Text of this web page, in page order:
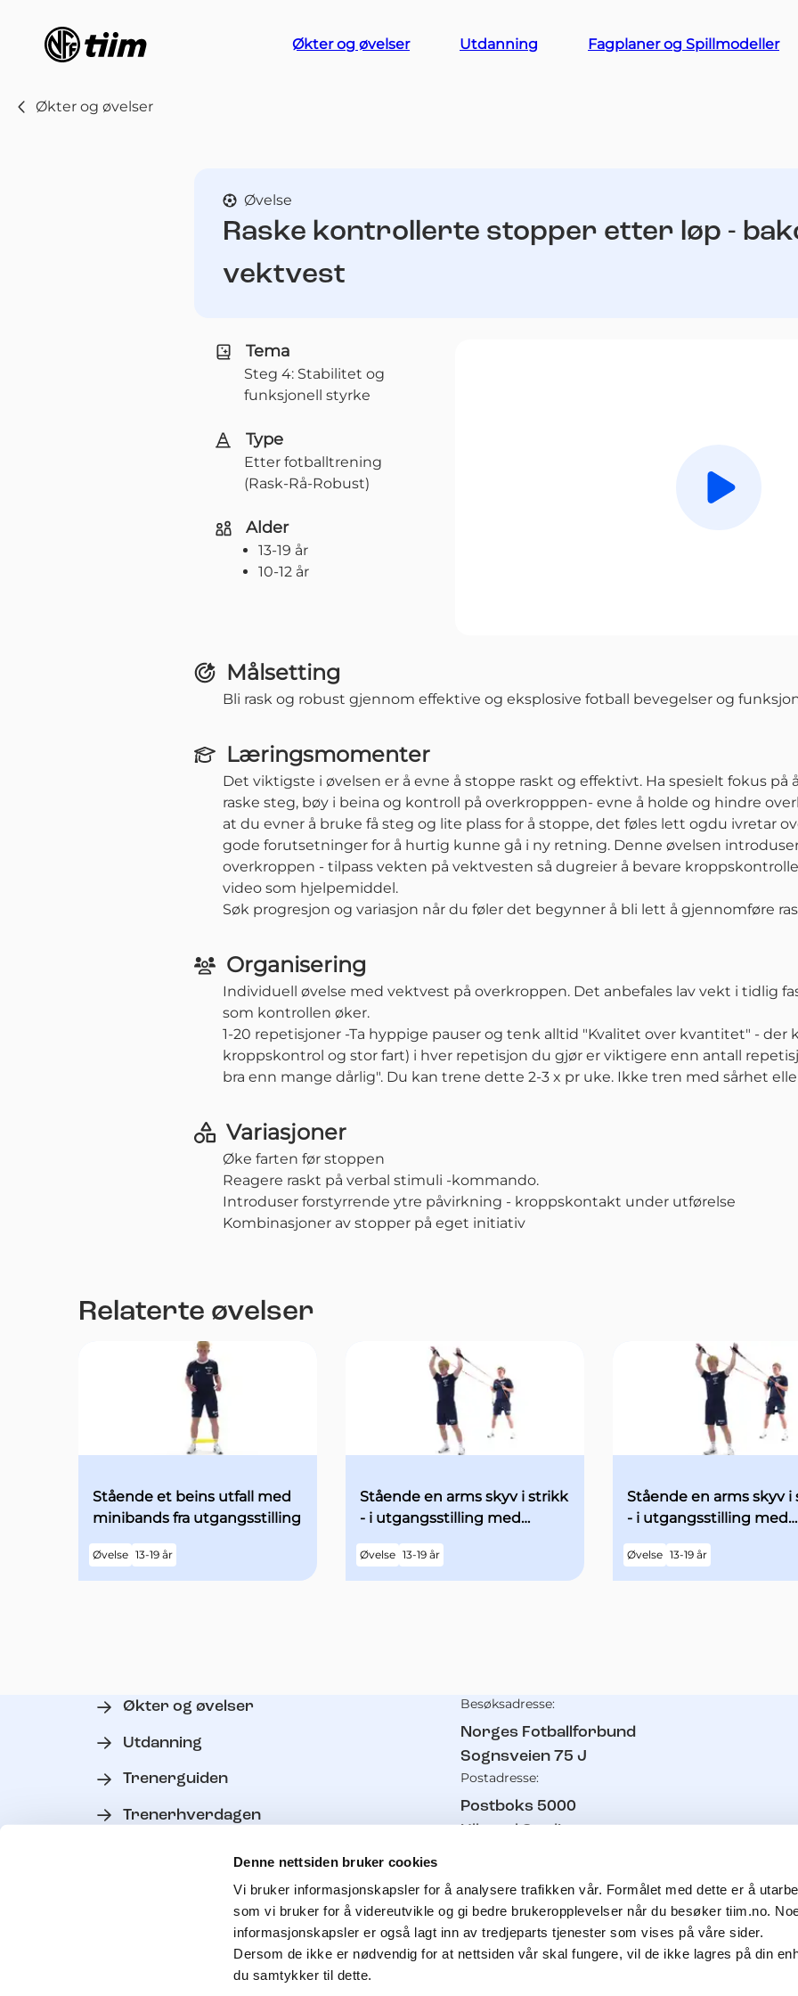
Denne nettsiden bruker cookies
Vi bruker informasjonskapsler for å analysere trafikken vår. Formålet med dette er å
som vi bruker for å videreutvikle og gi bedre brukeropplevelser når du besøker tiim.no.
informasjonskapsler er også lagt inn av tredjeparts tjenester som vises på våre sider.
Dersom de ikke er nødvendig for at nettsiden vår skal fungere, vil de ikke lagres på din
du samtykker til dette.
Økter og øvelser Utdanning Fagplaner og Spillmodeller
Økter og øvelser
Øvelse
Raske kontrollerte stopper etter løp -
vektvest
Spill av
Tema
Steg 4: Stabilitet og
funksjonell styrke
Type
Etter fotballtrening
(Rask-Rå-Robust)
Alder
13-19 år
10-12 år
Målsetting
Bli rask og robust gjennom effektive og eksplosive fotball bevegelser og
Læringsmomenter
Det viktigste i øvelsen er å evne å stoppe raskt og effektivt. Ha spesielt fokus på
raske steg, bøy i beina og kontroll på overkropppen- evne å holde og hindre
at du evner å bruke få steg og lite plass for å stoppe, det føles lett ogdu ivretar
gode forutsetninger for å hurtig kunne gå i ny retning. Denne øvelsen
overkroppen - tilpass vekten på vektvesten så dugreier å bevare
video som hjelpemiddel.
Søk progresjon og variasjon når du føler det begynner å bli lett å gjennomføre
Organisering
Individuell øvelse med vektvest på overkroppen. Det anbefales lav vekt i tidlig
som kontrollen øker.
1-20 repetisjoner -Ta hyppige pauser og tenk alltid "Kvalitet over kvantitet" - der
kroppskontrol og stor fart) i hver repetisjon du gjør er viktigere enn antall
bra enn mange dårlig". Du kan trene dette 2-3 x pr uke. Ikke tren med sårhet
Variasjoner
Øke farten før stoppen
Reagere raskt på verbal stimuli -kommando.
Introduser forstyrrende ytre påvirkning - kroppskontakt under utførelse
Kombinasjoner av stopper på eget initiativ
Relaterte øvelser
Stående et beins utfall med
minibands fra utgangsstilling
Øvelse 13-19 år
Stående en arms skyv i strikk
- i utgangsstilling med
begge armene over hodet -
med økt fart
Øvelse 13-19 år
Stående en arms skyv i
- i utgangsstilling med
begge armene over
Øvelse 13-19 år
Økter og øvelser
Utdanning
Trenerguiden
Trenerhverdagen
Kontakt trenerutvikler
Kontaktinformasjon
Besøksadresse:
Norges Fotballforbund
Sognsveien 75 J
Postadresse:
Postboks 5000
Ullevaal Stadion
21 02 93 00
Pressetelefon:
91 11 61 56